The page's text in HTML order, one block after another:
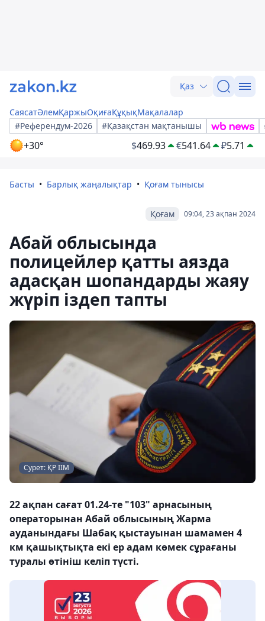
Қаз
СаясатӘлемҚаржыОқиғаҚұқықМақалалар
#Референдум-2026
#Қазақстан мақтанышы
+30° $469.93 €541.64 ₽5.71
Басты Барлық жаңалықтар Қоғам тынысы
09:04, 23 ақпан 2024
Қоғам
Абай облысында
полицейлер қатты аязда
адасқан шопандарды жаяу
жүріп іздеп тапты
Сурет: ҚР ІІМ
22 ақпан сағат 01.24-те "103" арнасының
операторынан Абай облысының Жарма
ауданындағы Шабақ қыстауынан шамамен 4
км қашықтықта екі ер адам көмек сұрағаны
туралы өтініш келіп түсті.